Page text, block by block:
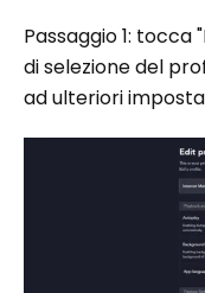
Passaggio 1:
di selezione del
ad ulteriori